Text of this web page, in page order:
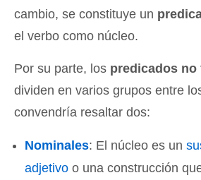
cambio, se constituye un
el verbo como núcleo.
Por su parte, los predicados no
dividen en varios grupos entre
convendría resaltar dos:
Nominales: El núcleo es un
adjetivo o una construcción